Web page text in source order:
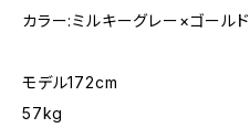
カラー:ミルキーグレー×ゴールド
モデル172cm
57kg